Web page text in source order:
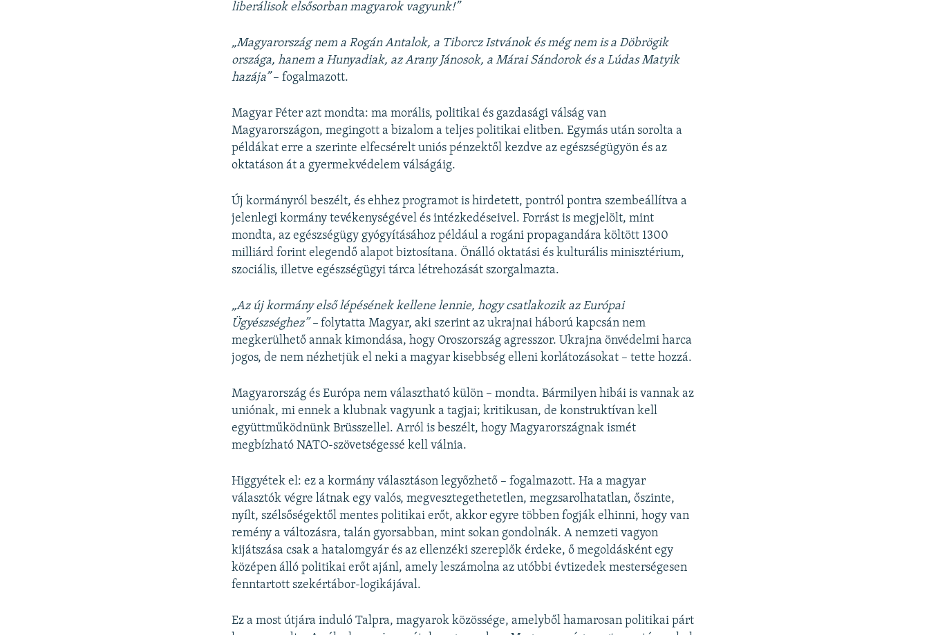
liberálisok elsősorban magyarok vagyunk!”
„Magyarország nem a Rogán Antalok, a Tiborcz Istvánok és még nem is a Döbrögik
országa, hanem a Hunyadiak, az Arany Jánosok, a Márai Sándorok és a Lúdas Matyik
hazája”– fogalmazott.
Magyar Péter azt mondta: ma morális, politikai és gazdasági válság van
Magyarországon, megingott a bizalom a teljes politikai elitben. Egymás után sorolta a
példákat erre a szerinte elfecsérelt uniós pénzektől kezdve az egészségügyön és az
oktatáson át a gyermekvédelem válságáig.
Új kormányról beszélt, és ehhez programot is hirdetett, pontról pontra szembeállítva a
jelenlegi kormány tevékenységével és intézkedéseivel. Forrást is megjelölt, mint
mondta, az egészségügy gyógyításához például a rogáni propagandára költött 1300
milliárd forint elegendő alapot biztosítana. Önálló oktatási és kulturális minisztérium,
szociális, illetve egészségügyi tárca létrehozását szorgalmazta.
„Az új kormány első lépésének kellene lennie, hogy csatlakozik az Európai
Ügyészséghez” – folytatta Magyar, aki szerint az ukrajnai háború kapcsán nem
megkerülhető annak kimondása, hogy Oroszország agresszor. Ukrajna önvédelmi harca
jogos, de nem nézhetjük el neki a magyar kisebbség elleni korlátozásokat – tette hozzá.
Magyarország és Európa nem választható külön – mondta. Bármilyen hibái is vannak az
uniónak, mi ennek a klubnak vagyunk a tagjai; kritikusan, de konstruktívan kell
együttműködnünk Brüsszellel. Arról is beszélt, hogy Magyarországnak ismét
megbízható NATO-szövetségessé kell válnia.
Higgyétek el: ez a kormány választáson legyőzhető – fogalmazott. Ha a magyar
választók végre látnak egy valós, megvesztegethetetlen, megzsarolhatatlan, őszinte,
nyílt, szélsőségektől mentes politikai erőt, akkor egyre többen fogják elhinni, hogy van
remény a változásra, talán gyorsabban, mint sokan gondolnák. A nemzeti vagyon
kijátszása csak a hatalomgyár és az ellenzéki szereplők érdeke, ő megoldásként egy
középen álló politikai erőt ajánl, amely leszámolna az utóbbi évtizedek mesterségesen
fenntartott szekértábor-logikájával.
Ez a most útjára induló Talpra, magyarok közössége, amelyből hamarosan politikai párt